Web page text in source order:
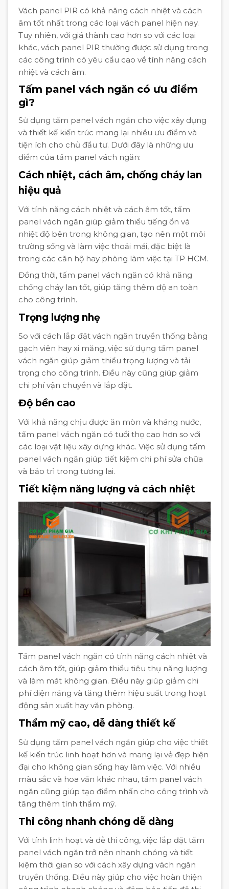
Vách panel PIR có khả năng cách nhiệt và cách
âm tốt nhất trong các loại vách panel hiện nay.
Tuy nhiên, với giá thành cao hơn so với các loại
khác, vách panel PIR thường được sử dụng trong
các công trình có yêu cầu cao về tính năng cách
nhiệt và cách âm.
Tấm panel vách ngăn có ưu điểm
gì?
Sử dụng tấm panel vách ngăn cho việc xây dựng
và thiết kế kiến trúc mang lại nhiều ưu điểm và
tiện ích cho chủ đầu tư. Dưới đây là những ưu
điểm của tấm panel vách ngăn:
Cách nhiệt, cách âm, chống cháy lan
hiệu quả
Với tính năng cách nhiệt và cách âm tốt, tấm
panel vách ngăn giúp giảm thiểu tiếng ồn và
nhiệt độ bên trong không gian, tạo nên một môi
trường sống và làm việc thoải mái, đặc biệt là
trong các căn hộ hay phòng làm việc tại TP HCM.
Đồng thời, tấm panel vách ngăn có khả năng
chống cháy lan tốt, giúp tăng thêm độ an toàn
cho công trình.
Trọng lượng nhẹ
So với cách lắp đặt vách ngăn truyền thống bằng
gạch viên hay xi măng, việc sử dụng tấm panel
vách ngăn giúp giảm thiểu trọng lượng và tải
trọng cho công trình. Điều này cũng giúp giảm
chi phí vận chuyển và lắp đặt.
Độ bền cao
Với khả năng chịu được ăn mòn và kháng nước,
tấm panel vách ngăn có tuổi thọ cao hơn so với
các loại vật liệu xây dựng khác. Việc sử dụng tấm
panel vách ngăn giúp tiết kiệm chi phí sửa chữa
và bảo trì trong tương lai.
Tiết kiệm năng lượng và cách nhiệt
Tấm panel vách ngăn có tính năng cách nhiệt và
cách âm tốt, giúp giảm thiểu tiêu thụ năng lượng
và làm mát không gian. Điều này giúp giảm chi
phí điện năng và tăng thêm hiệu suất trong hoạt
động sản xuất hay văn phòng.
Thẩm mỹ cao, dễ dàng thiết kế
Sử dụng tấm panel vách ngăn giúp cho việc thiết
kế kiến trúc linh hoạt hơn và mang lại vẻ đẹp hiện
đại cho không gian sống hay làm việc. Với nhiều
màu sắc và hoa văn khác nhau, tấm panel vách
ngăn cũng giúp tạo điểm nhấn cho công trình và
tăng thêm tính thẩm mỹ.
Thi công nhanh chóng dễ dàng
Với tính linh hoạt và dễ thi công, việc lắp đặt tấm
panel vách ngăn trở nên nhanh chóng và tiết
kiệm thời gian so với cách xây dựng vách ngăn
truyền thống. Điều này giúp cho việc hoàn thiện